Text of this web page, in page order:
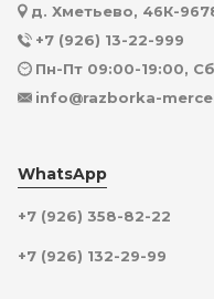
д. Хметьево, 46К-
+7 (926) 13-22-999
Пн-Пт 09:00-19:00,
info@razborka-
WhatsApp
+7 (926) 358-82-22
+7 (926) 132-29-99